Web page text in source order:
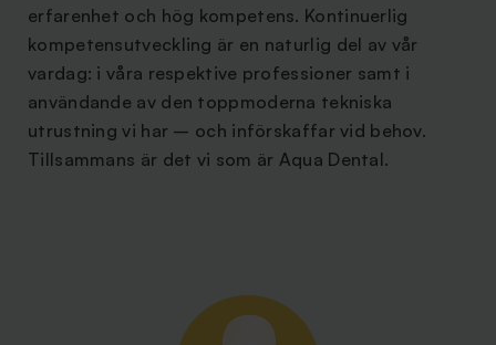
erfarenhet och hög kompetens. Kontinuerlig
kompetensutveckling är en naturlig del av vår
vardag: i våra respektive professioner samt i
användande av den toppmoderna tekniska
utrustning vi har – och införskaffar vid behov.
Tillsammans är det vi som är Aqua Dental.